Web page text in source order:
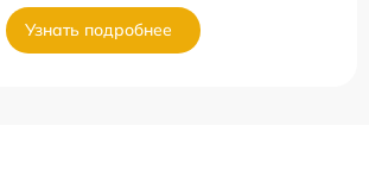
Узнать подробнее